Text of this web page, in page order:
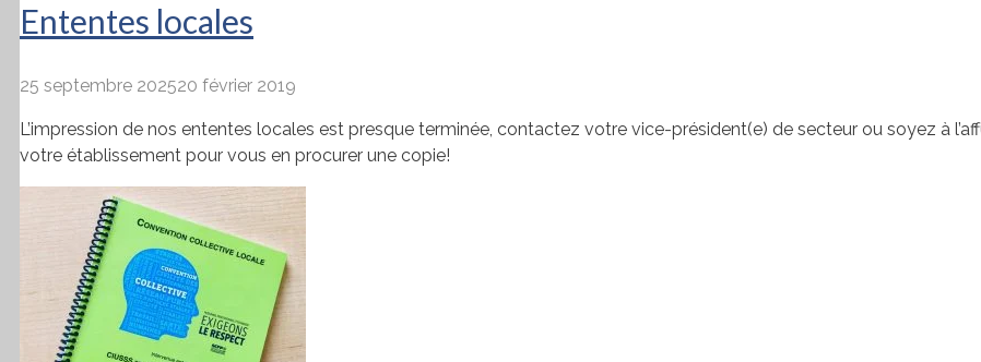
Ententes locales
25 septembre 202520 février 2019
L’impression de nos ententes locales est presque terminée, contactez votre vice-président(e) de secteur ou soyez à
votre établissement pour vous en procurer une copie!